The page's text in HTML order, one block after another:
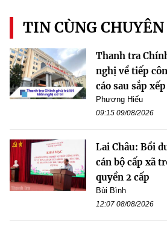
TIN CÙNG
Thanh tra
nghị về tiếp
cáo sau sắp
Phương Hiếu
09:15 09/08/2026
Lai Châu: Bồi
cán bộ cấp xã
quyền 2 cấp
Bùi Bình
12:07 08/08/2026